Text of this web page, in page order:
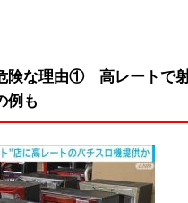
険な理由① 高レートで
例も